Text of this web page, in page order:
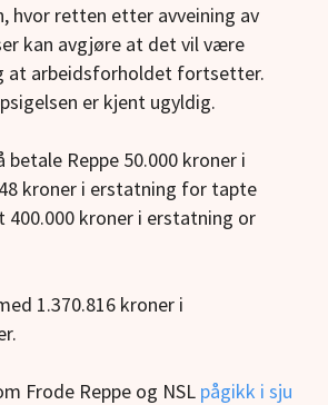
hvor retten etter avveining av
kan avgjøre at det vil være
at arbeidsforholdet fortsetter.
er kjent ugyldig.
betale Reppe 50.000 kroner i
kroner i erstatning for tapte
400.000 kroner i erstatning or
1.370.816 kroner i
Frode Reppe og NSL pågikk i sju